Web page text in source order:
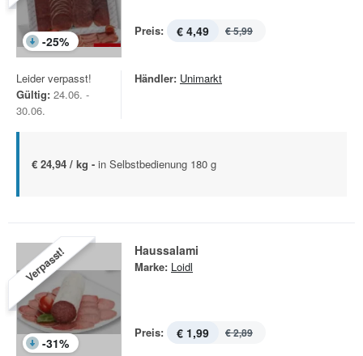
-25%
Preis: € 4,49 € 5,99
Leider verpasst!
Gültig: 24.06. -
30.06.
Händler: Unimarkt
€ 24,94 / kg - in Selbstbedienung 180 g
Verpasst!
-31%
Haussalami
Marke: Loidl
Preis: € 1,99 € 2,89